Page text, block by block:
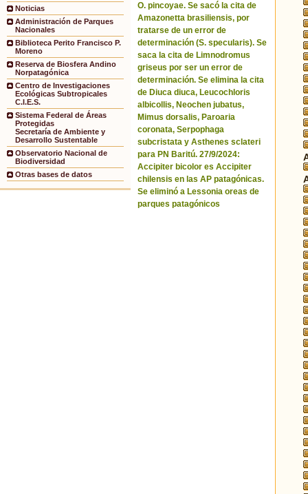
Noticias
Administración de Parques
Nacionales
Biblioteca Perito Francisco P.
Moreno
Reserva de Biosfera Andino
Norpatagónica
Centro de Investigaciones
Ecológicas Subtropicales
C.I.E.S.
Sistema Federal de Áreas
Protegidas
Secretaría de Ambiente y
Desarrollo Sustentable
Observatorio Nacional de
Biodiversidad
Otras bases de datos
O. pincoyae. Se sacó la cita de
Amazonetta brasiliensis, por
tratarse de un error de
determinación (S. specularis). Se
saca la cita de Limnodromus
griseus por ser un error de
determinación. Se elimina la cita
de Diuca diuca, Leucochloris
albicollis, Neochen jubatus,
Mimus dorsalis, Paroaria
coronata, Serpophaga
subcristata y Asthenes sclateri
para PN Baritú. 27/9/2024:
Accipiter bicolor es Accipiter
chilensis en las AP patagónicas.
Se eliminó a Lessonia oreas de
parques patagónicos